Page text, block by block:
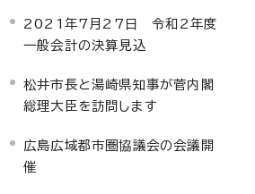
2021年7月27日 令和2年度
一般会計の決算見込
松井市長と湯崎県知事が菅内閣
総理大臣を訪問します
広島広域都市圏協議会の会議開
催